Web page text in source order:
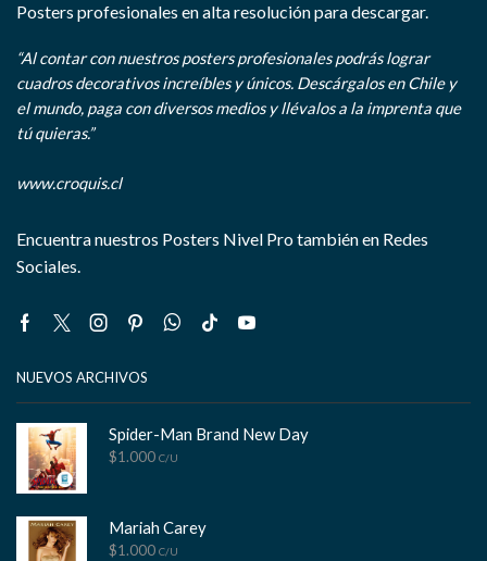
Posters profesionales en alta resolución para descargar.
“Al contar con nuestros posters profesionales podrás lograr
cuadros decorativos increíbles y únicos. Descárgalos en Chile y
el mundo, paga con diversos medios y llévalos a la imprenta que
tú quieras.”
www.croquis.cl
Encuentra nuestros Posters Nivel Pro también en Redes
Sociales.
Facebook
TwitterInstagram
PinterestWhatsapp
Tik- Youtube
NUEVOS ARCHIVOS
Spider-Man Brand New Day
$1.000 C/U
Mariah Carey
$1.000 C/U